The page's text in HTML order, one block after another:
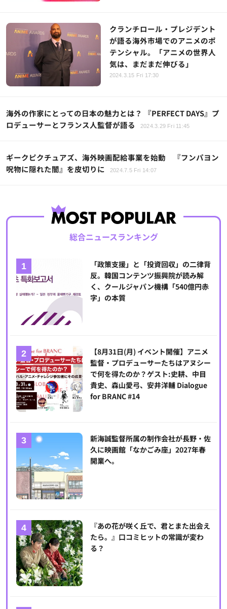
クランチロール・プレジデント
が語る海外市場でのアニメのポ
テンシャル。「アニメの世界人
気は、まだまだ伸びる」
2024.3.15 Fri 17:30
海外の作家にとっての日本の魅力とは？ 『PERFECT DAYS』プ
ロデューサーとフランス人監督が語る
2024.3.29 Fri 11:45
ギークピクチュアズ、海外映画配給事業を始動 『フンパヨン
呪物に隠れた闇』を皮切りに
2024.7.5 Fri 14:07
総合ニュースランキング
「政策支援」と「投資回収」の二律背
反。韓国コンテンツ振興院が読み解
く、クールジャパン機構「540億円赤
字」の本質
【8月31日(月) イベント開催】アニメ
監督・プロデューサーたちはアヌシー
で何を得たのか？ゲスト:史耕、中目
貴史、森山愛弓、安井洋輔 Dialogue
for BRANC #14
新海誠監督所属の制作会社が長野・佐
久に映画館「なかごみ座」2027年春
開業へ。
『あの花が咲く丘で、君とまた出会え
たら。』口コミヒットの常識が変わ
る？